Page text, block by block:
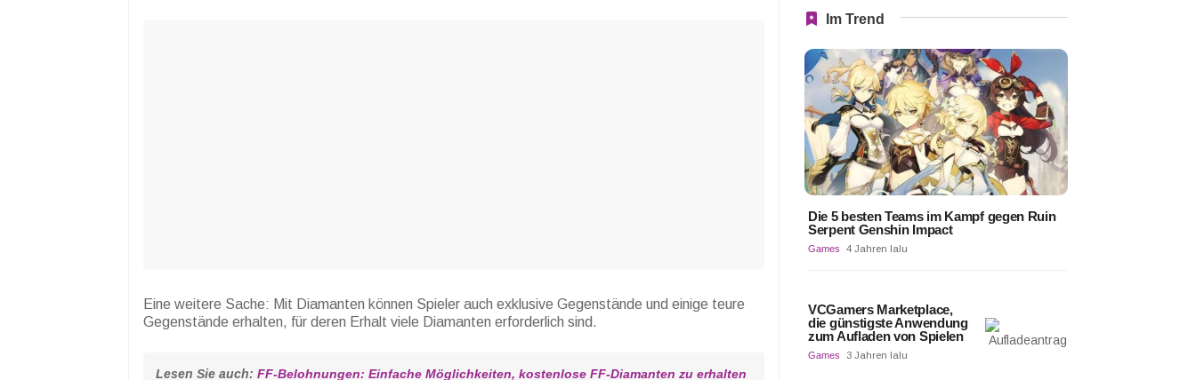
Eine weitere Sache: Mit Diamanten können Spieler auch exklusive Gegenstände und einige teure
Gegenstände erhalten, für deren Erhalt viele Diamanten erforderlich sind.
Lesen Sie auch: FF-Belohnungen: Einfache Möglichkeiten, kostenlose FF-Diamanten zu erhalten
Im Trend
Die 5 besten Teams im Kampf gegen Ruin
Serpent Genshin Impact
Games 4 Jahren lalu
VCGamers Marketplace,
die günstigste Anwendung
zum Aufladen von Spielen
Games 3 Jahren lalu